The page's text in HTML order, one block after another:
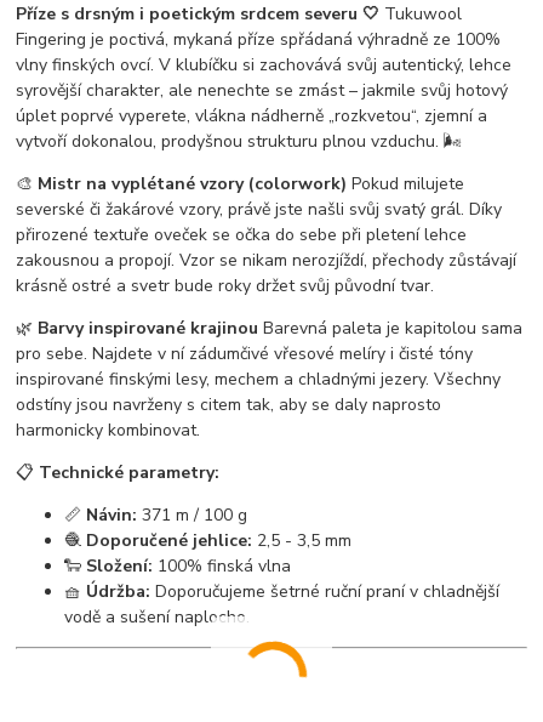
Příze s drsným i poetickým srdcem severu 🤍 Tukuwool
Fingering je poctivá, mykaná příze spřádaná výhradně ze 100%
vlny finských ovcí. V klubíčku si zachovává svůj autentický, lehce
syrovější charakter, ale nenechte se zmást – jakmile svůj hotový
úplet poprvé vyperete, vlákna nádherně „rozkvetou“, zjemní a
vytvoří dokonalou, prodyšnou strukturu plnou vzduchu. 🌬️
🎨 Mistr na vyplétané vzory (colorwork) Pokud milujete
severské či žakárové vzory, právě jste našli svůj svatý grál. Díky
přirozené textuře oveček se očka do sebe při pletení lehce
zakousnou a propojí. Vzor se nikam nerozjíždí, přechody zůstávají
krásně ostré a svetr bude roky držet svůj původní tvar.
🌿 Barvy inspirované krajinou Barevná paleta je kapitolou sama
pro sebe. Najdete v ní zádumčivé vřesové melíry i čisté tóny
inspirované finskými lesy, mechem a chladnými jezery. Všechny
odstíny jsou navrženy s citem tak, aby se daly naprosto
harmonicky kombinovat.
📋 Technické parametry:
📏 Návin: 371 m / 100 g
🧶 Doporučené jehlice: 2,5 - 3,5 mm
🐑 Složení: 100% finská vlna
🧺 Údržba: Doporučujeme šetrné ruční praní v chladnější
vodě a sušení naplocho.